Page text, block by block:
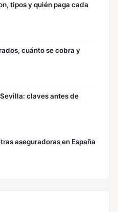
tipos y quién paga cada
cuánto se cobra y
claves antes de
aseguradoras en España